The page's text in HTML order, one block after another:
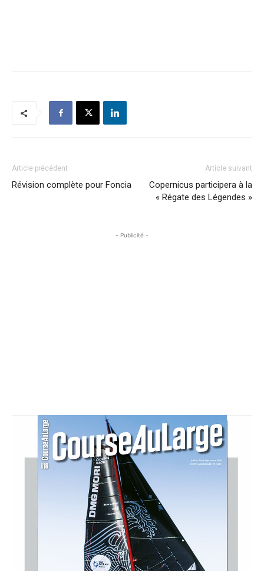
Article précédent
Révision complète pour Foncia
Article suivant
Copernicus participera à la
« Régate des Légendes »
- Publicité -